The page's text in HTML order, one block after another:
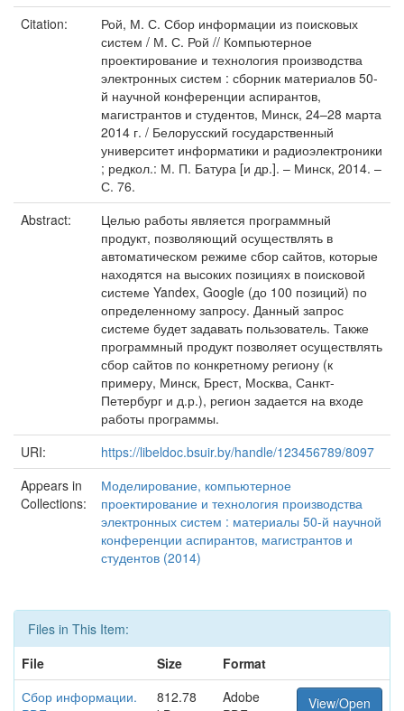
Citation:
Рой, М. С. Сбор информации из поисковых
систем / М. С. Рой // Компьютерное
проектирование и технология производства
электронных систем : сборник материалов 50-
й научной конференции аспирантов,
магистрантов и студентов, Минск, 24–28 марта
2014 г. / Белорусский государственный
университет информатики и радиоэлектроники
; редкол.: М. П. Батура [и др.]. – Минск, 2014. –
С. 76.
Abstract:
Целью работы является программный
продукт, позволяющий осуществлять в
автоматическом режиме сбор сайтов, которые
находятся на высоких позициях в поисковой
системе Yandex, Google (до 100 позиций) по
определенному запросу. Данный запрос
системе будет задавать пользователь. Также
программный продукт позволяет осуществлять
сбор сайтов по конкретному региону (к
примеру, Минск, Брест, Москва, Санкт-
Петербург и д.р.), регион задается на входе
работы программы.
URI:
https://libeldoc.bsuir.by/handle/123456789/8097
Appears in
Collections:
Моделирование, компьютерное
проектирование и технология производства
электронных систем : материалы 50-й научной
конференции аспирантов, магистрантов и
студентов (2014)
Files in This Item:
File
Size
Format
Сбор информации.
812.78
Adobe
View/Open